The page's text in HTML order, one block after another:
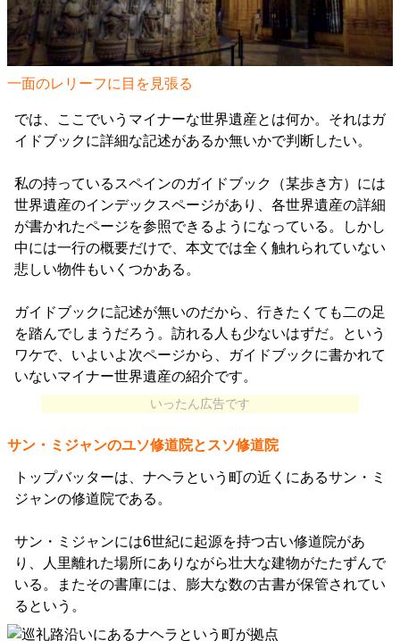
一面のレリーフに目を見張る
では、ここでいうマイナーな世界遺産とは何か。それはガ
イドブックに詳細な記述があるか無いかで判断したい。
私の持っているスペインのガイドブック（某歩き方）には
世界遺産のインデックスページがあり、各世界遺産の詳細
が書かれたページを参照できるようになっている。しかし
中には一行の概要だけで、本文では全く触れられていない
悲しい物件もいくつかある。
ガイドブックに記述が無いのだから、行きたくても二の足
を踏んでしまうだろう。訪れる人も少ないはずだ。という
ワケで、いよいよ次ページから、ガイドブックに書かれて
いないマイナー世界遺産の紹介です。
いったん広告です
サン・ミジャンのユソ修道院とスソ修道院
トップバッターは、ナヘラという町の近くにあるサン・ミ
ジャンの修道院である。
サン・ミジャンには6世紀に起源を持つ古い修道院があ
り、人里離れた場所にありながら壮大な建物がたたずんで
いる。またその書庫には、膨大な数の古書が保管されてい
るという。